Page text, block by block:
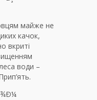
майже не
качок,
вкриті
води –